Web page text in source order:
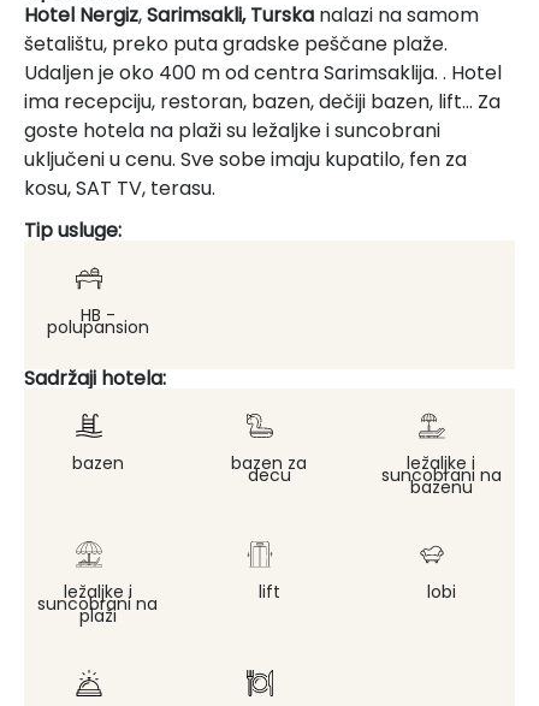
Hotel Nergiz,Sarimsakli, Turska nalazi na samom
šetalištu, preko puta gradske peščane plaže.
Udaljen je oko 400 m od centra Sarimsaklija. . Hotel
ima recepciju, restoran, bazen, dečiji bazen, lift… Za
goste hotela na plaži su ležaljke i suncobrani
uključeni u cenu. Sve sobe imaju kupatilo, fen za
kosu, SAT TV, terasu.
Tip usluge:
HB -
polupansion
Sadržaji hotela:
bazen bazen za
decu ležaljke i
suncobrani na
bazenu
ležaljke i
suncobrani na
plaži
lift lobi